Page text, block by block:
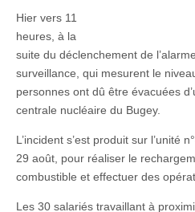
Hier vers 11
heures, à la
suite du déclenchement de
surveillance, qui mesurent le
personnes ont dû être évacuées
centrale nucléaire du Bugey.
L’incident s’est produit sur l’unité
29 août, pour réaliser le
combustible et effectuer des
Les 30 salariés travaillant à